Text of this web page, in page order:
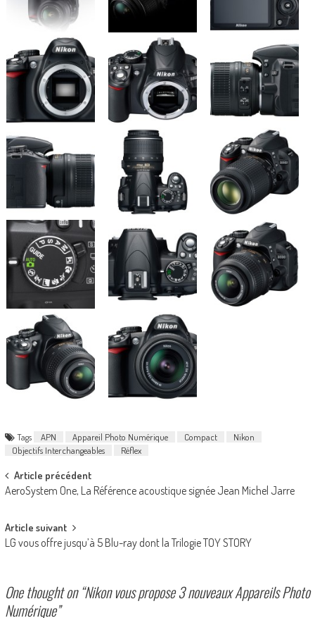
Tags APN Appareil Photo Numérique Compact
Nikon
Objectifs Interchangeables
Réflex
Post
navigation
Article précédent
AeroSystem One, La Référence acoustique signée Jean Michel Jarre
Article suivant
LG vous offre jusqu’à 5 Blu-ray dont la Trilogie TOY STORY
One thought on “Nikon vous propose 3 nouveaux Appareils Photo
Numérique”